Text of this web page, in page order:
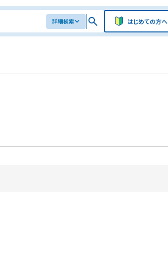
詳細検索 はじめての方へ